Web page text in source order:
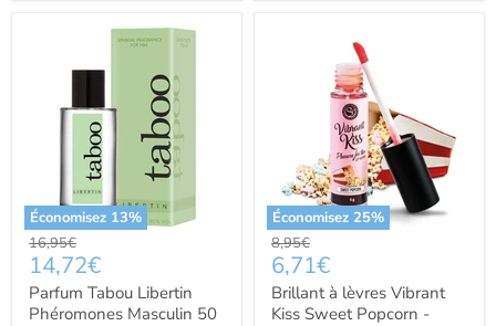
Économisez 13%
Prix
d'origine
16,95€
Prix
actuel
14,72€
Parfum Tabou Libertin
Phéromones Masculin 50
Économisez 25%
Prix
d'origine
8,95€
Prix
actuel
6,71€
Brillant à lèvres Vibrant
Kiss Sweet Popcorn -